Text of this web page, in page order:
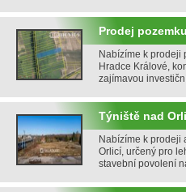
Prodej
Nabízíme k prodeji
Hradce Králové,
zajímavou
Týniště nad
Nabízíme k prodeji
Orlicí, určený pro
stavební povolení